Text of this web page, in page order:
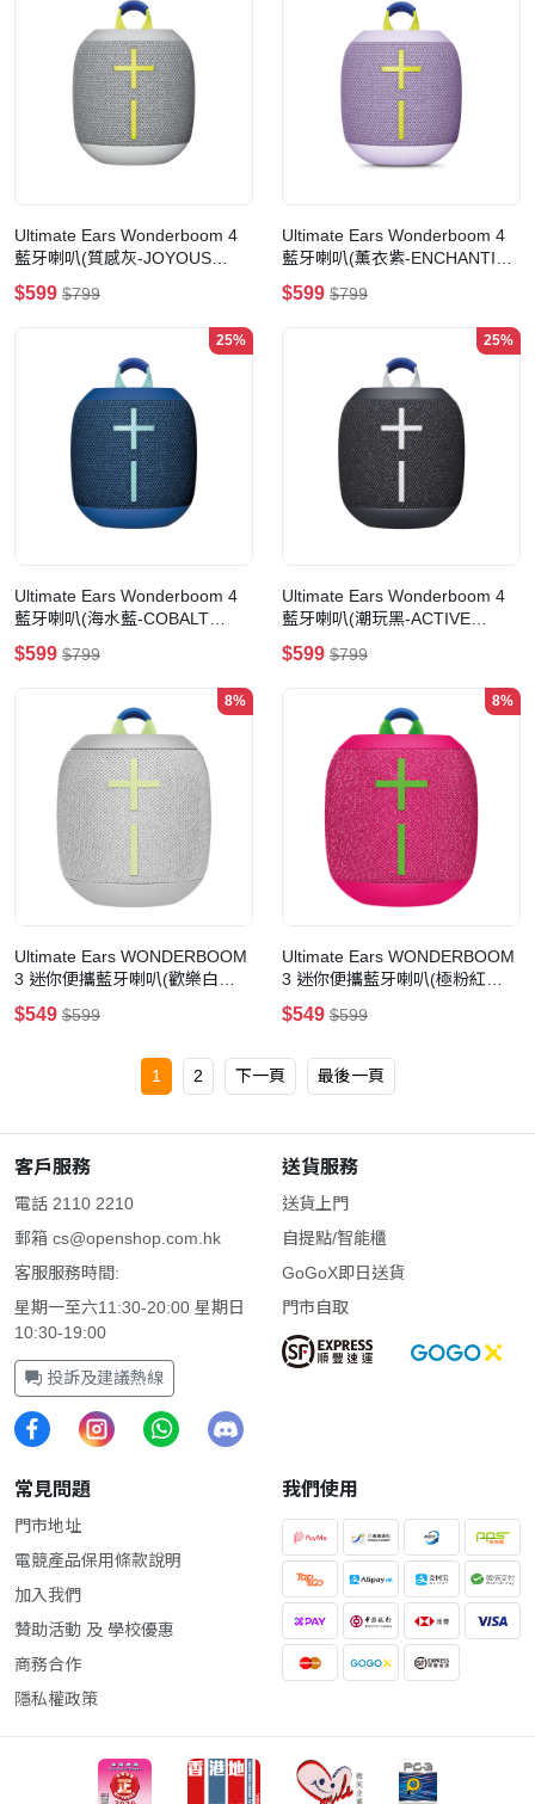
Ultimate Ears Wonderboom 4
藍牙喇叭(質感灰-JOYOUS
BRIGHTS)
$599 $799
Ultimate Ears Wonderboom 4
藍牙喇叭(薰衣紫-ENCHANTING
LILAC)
$599 $799
25%
Ultimate Ears Wonderboom 4
藍牙喇叭(海水藍-COBALT
BLUE)
$599 $799
25%
Ultimate Ears Wonderboom 4
藍牙喇叭(潮玩黑-ACTIVE
BLACK)
$599 $799
8%
Ultimate Ears WONDERBOOM
3 迷你便攜藍牙喇叭(歡樂白
Joyous Bright)
$549 $599
8%
Ultimate Ears WONDERBOOM
3 迷你便攜藍牙喇叭(極粉紅
Hyper Pink)
$549 $599
1 2 下一頁 最後一頁
客戶服務
電話 2110 2210
郵箱 cs@openshop.com.hk
客服服務時間:
星期一至六11:30-20:00 星期日
10:30-19:00
投訴及建議熱線
送貨服務
送貨上門
自提點/智能櫃
GoGoX即日送貨
門市自取
常見問題
門市地址
電競產品保用條款說明
加入我們
贊助活動 及 學校優惠
商務合作
隱私權政策
我們使用